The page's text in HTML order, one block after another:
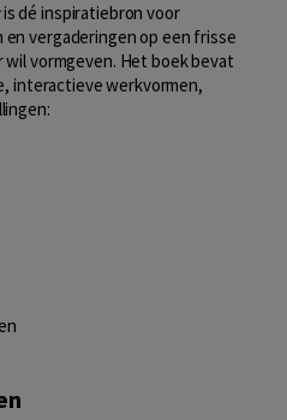
is dé inspiratiebron voor
vergaderingen op een frisse
vormgeven. Het boek bevat
interactieve werkvormen,